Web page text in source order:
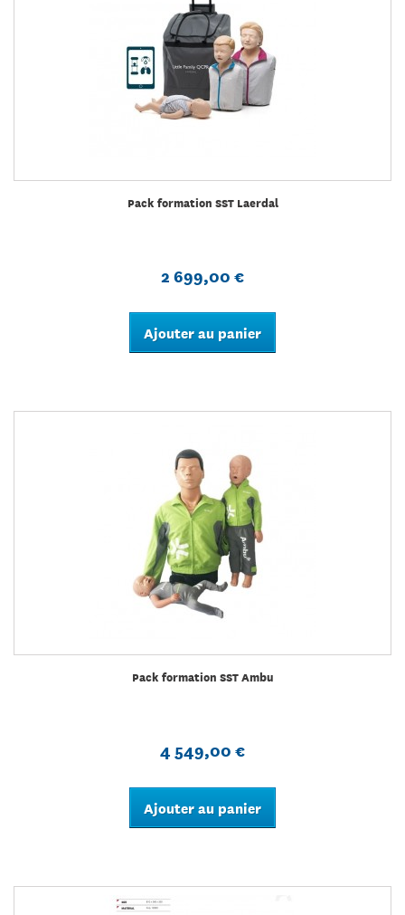
Pack formation SST Laerdal
2 699,00 €
Ajouter au panier
Pack formation SST Ambu
4 549,00 €
Ajouter au panier